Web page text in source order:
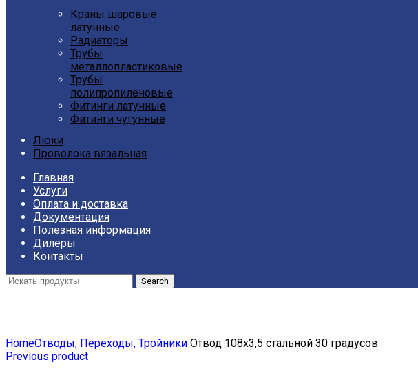
Краны шаровые
латунные
Радиаторы
Трубы
металлопластиковые
Трубы
полипропиленовые
Фитинги латунные
Фитинги чугунные
Люки
Проволока вязальная
Главная
Услуги
Оплата и доставка
Документация
Полезная информация
Дилеры
Контакты
Search
HomeОтводы, Переходы, Тройники Отвод 108х3,5 стальной 30 градусов
Previous product